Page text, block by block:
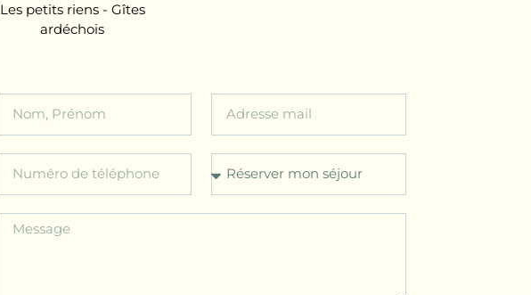
Les petits riens - Gîtes
ardéchois